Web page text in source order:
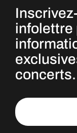
infolettre
concerts.